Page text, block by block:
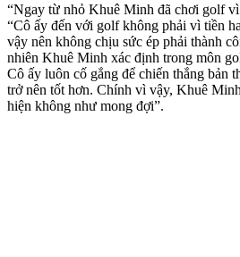
“Ngay từ nhỏ Khuê Minh đã chơi golf vì
“Cô ấy đến với golf không phải vì tiền
vậy nên không chịu sức ép phải thành
nhiên Khuê Minh xác định trong môn
Cô ấy luôn cố gắng để chiến thắng bản
trở nên tốt hơn. Chính vì vậy, Khuê
hiện không như mong đợi”.